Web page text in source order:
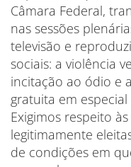
Câmara Federal,
nas sessões
televisão e
sociais: a violência
incitação ao ódio e
gratuita em
Exigimos respeito
legitimamente
de condições em